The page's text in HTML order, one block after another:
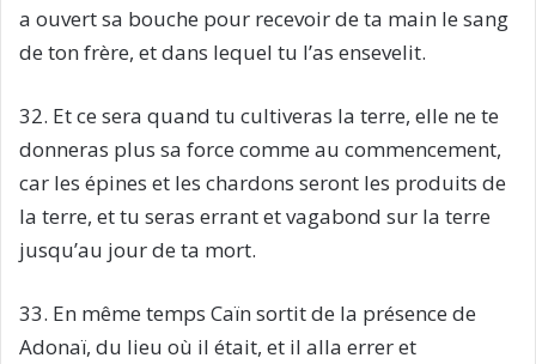
a ouvert sa bouche pour recevoir de ta main le sang
de ton frère, et dans lequel tu l’as ensevelit.
32. Et ce sera quand tu cultiveras la terre, elle ne te
donneras plus sa force comme au commencement,
car les épines et les chardons seront les produits de
la terre, et tu seras errant et vagabond sur la terre
jusqu’au jour de ta mort.
33. En même temps Caïn sortit de la présence de
Adonaï, du lieu où il était, et il alla errer et